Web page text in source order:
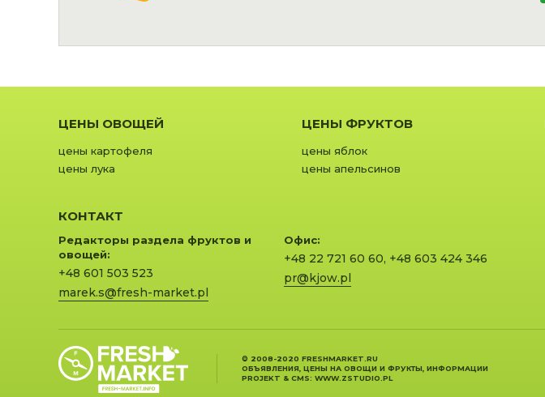
ЦЕНЫ ОВОЩЕЙ
цены картофеля
цены лука
ЦЕНЫ ФРУКТОВ
цены яблок
цены апельсинов
КОНТАКТ
Редакторы раздела фруктов и
овощей:
+48 601 503 523
marek.s@fresh-market.pl
Офис:
+48 22 721 60 60, +48 603 424 346
pr@kjow.pl
© 2008-2020 FRESHMARKET.RU
ОБЪЯВЛЕНИЯ, ЦЕНЫ НА ОВОЩИ И ФРУКТЫ, ИНФОРМАЦИИ
PROJEKT & CMS: WWW.ZSTUDIO.PL